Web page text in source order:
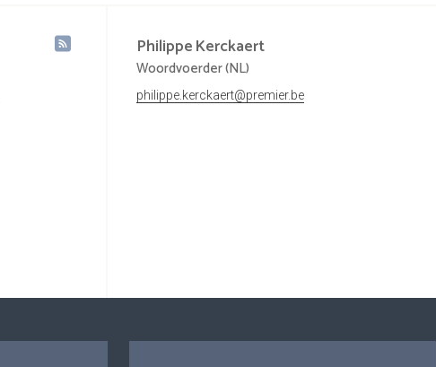
PhilippeKerckaert
Woordvoerder (NL)
philippe.kerckaert@premier.be